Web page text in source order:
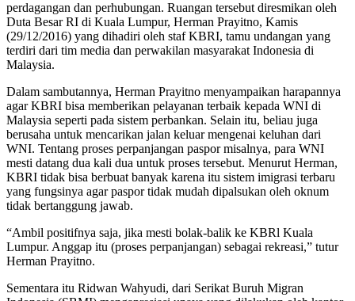
perdagangan dan perhubungan. Ruangan tersebut diresmikan oleh
Duta Besar RI di Kuala Lumpur, Herman Prayitno, Kamis
(29/12/2016) yang dihadiri oleh staf KBRI, tamu undangan yang
terdiri dari tim media dan perwakilan masyarakat Indonesia di
Malaysia.
Dalam sambutannya, Herman Prayitno menyampaikan harapannya
agar KBRI bisa memberikan pelayanan terbaik kepada WNI di
Malaysia seperti pada sistem perbankan. Selain itu, beliau juga
berusaha untuk mencarikan jalan keluar mengenai keluhan dari
WNI. Tentang proses perpanjangan paspor misalnya, para WNI
mesti datang dua kali dua untuk proses tersebut. Menurut Herman,
KBRI tidak bisa berbuat banyak karena itu sistem imigrasi terbaru
yang fungsinya agar paspor tidak mudah dipalsukan oleh oknum
tidak bertanggung jawab.
“Ambil positifnya saja, jika mesti bolak-balik ke KBRl Kuala
Lumpur. Anggap itu (proses perpanjangan) sebagai rekreasi,” tutur
Herman Prayitno.
Sementara itu Ridwan Wahyudi, dari Serikat Buruh Migran